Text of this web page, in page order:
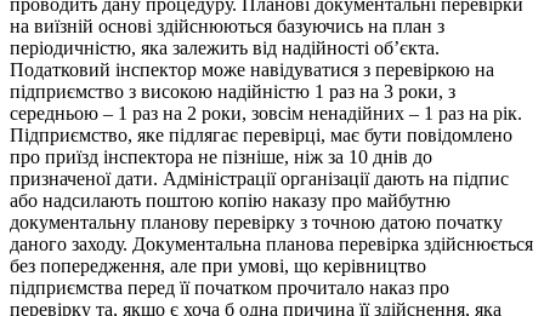
на виїзній основі здійснюються базуючись на план з
періодичністю, яка залежить від надійності об’єкта.
Податковий інспектор може навідуватися з перевіркою на
підприємство з високою надійністю 1 раз на 3 роки, з
середньою – 1 раз на 2 роки, зовсім ненадійних – 1 раз на рік.
Підприємство, яке підлягає перевірці, має бути повідомлено
про приїзд інспектора не пізніше, ніж за 10 днів до
призначеної дати. Адміністрації організації дають на підпис
або надсилають поштою копію наказу про майбутню
документальну планову перевірку з точною датою початку
даного заходу. Документальна планова перевірка здійснюється
без попередження, але при умові, що керівництво
підприємства перед її початком прочитало наказ про
перевірку та, якщо є хоча б одна причина її здійснення, яка